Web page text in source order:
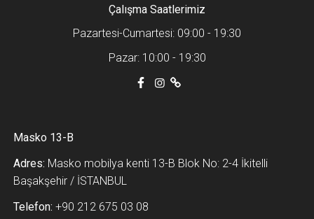
Çalışma Saatlerimiz
Pazartesi-Cumartesi: 09:00 - 19:30
Pazar: 10:00 - 19:30
Masko 13-B
Adres: Masko mobilya kenti 13-B Blok No: 2-4 İkitelli
Başakşehir / İSTANBUL
Telefon: +90 212 675 03 08